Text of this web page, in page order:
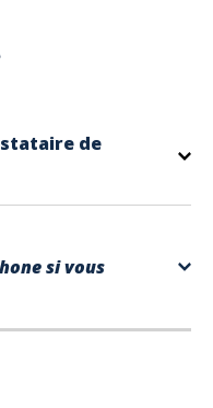
tourisme de Fréjus
les chèques
en compte
effectué.
de
billet,
si vous